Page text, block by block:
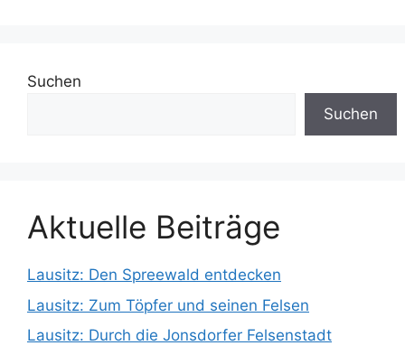
Suchen
Suchen
Aktuelle Beiträge
Lausitz: Den Spreewald entdecken
Lausitz: Zum Töpfer und seinen Felsen
Lausitz: Durch die Jonsdorfer Felsenstadt